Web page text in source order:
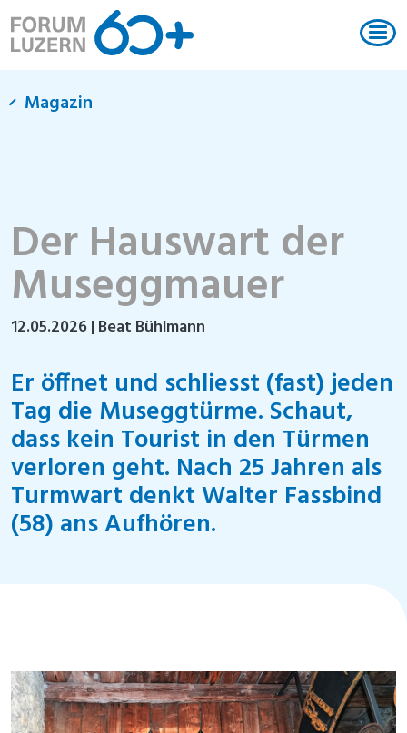
Magazin
Der Hauswart der
Museggmauer
12.05.2026| Beat Bühlmann
Er öffnet und schliesst (fast) jeden
Tag die Museggtürme. Schaut,
dass kein Tourist in den Türmen
verloren geht. Nach 25 Jahren als
Turmwart denkt Walter Fassbind
(58) ans Aufhören.